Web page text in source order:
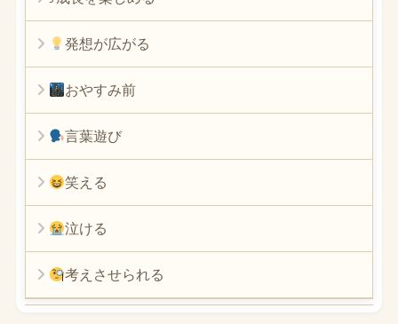
発想が広がる
おやすみ前
言葉遊び
笑える
泣ける
考えさせられる